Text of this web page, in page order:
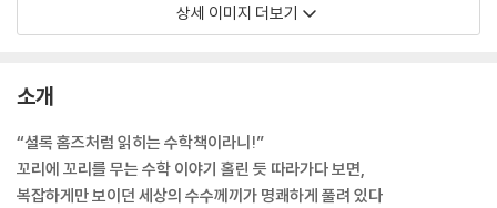
상세 이미지 더보기
소개
“셜록 홈즈처럼 읽히는 수학책이라니!”
꼬리에 꼬리를 무는 수학 이야기 홀린 듯 따라가다 보면,
복잡하게만 보이던 세상의 수수께끼가 명쾌하게 풀려 있다